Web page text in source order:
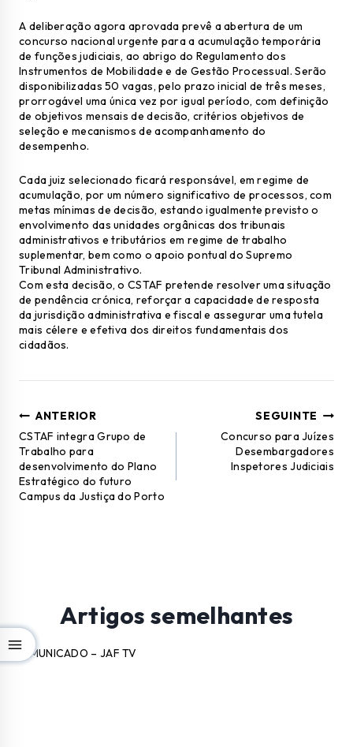
A deliberação agora aprovada prevê a abertura de um
concurso nacional urgente para a acumulação temporária
de funções judiciais, ao abrigo do Regulamento dos
Instrumentos de Mobilidade e de Gestão Processual. Serão
disponibilizadas 50 vagas, pelo prazo inicial de três meses,
prorrogável uma única vez por igual período, com definição
de objetivos mensais de decisão, critérios objetivos de
seleção e mecanismos de acompanhamento do
desempenho.
Cada juiz selecionado ficará responsável, em regime de
acumulação, por um número significativo de processos, com
metas mínimas de decisão, estando igualmente previsto o
envolvimento das unidades orgânicas dos tribunais
administrativos e tributários em regime de trabalho
suplementar, bem como o apoio pontual do Supremo
Tribunal Administrativo.
Com esta decisão, o CSTAF pretende resolver uma situação
de pendência crónica, reforçar a capacidade de resposta
da jurisdição administrativa e fiscal e assegurar uma tutela
mais célere e efetiva dos direitos fundamentais dos
cidadãos.
ANTERIOR
CSTAF integra Grupo de
Trabalho para
desenvolvimento do Plano
Estratégico do futuro
Campus da Justiça do Porto
SEGUINTE
Concurso para Juízes
Desembargadores
Inspetores Judiciais
Artigos semelhantes